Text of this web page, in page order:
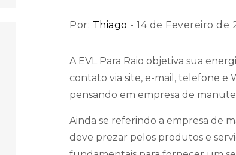
Por: Thiago - 14 de Fevereiro de
A EVL Para Raio objetiva sua
contato via site, e-mail, telefone e
pensando em empresa de
Ainda se referindo a empresa de
deve prezar pelos produtos e